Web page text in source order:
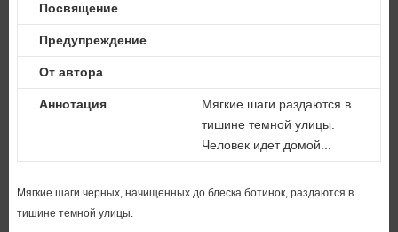
Посвящение
Предупреждение
От автора
Аннотация
Мягкие шаги раздаются в
тишине темной улицы.
Человек идет домой...
Мягкие шаги черных, начищенных до блеска ботинок, раздаются в
тишине темной улицы.